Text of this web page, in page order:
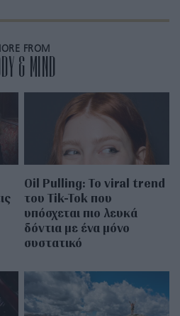
FROM
& MIND
Oil Pulling: To viral trend
του Tik-Tok που
υπόσχεται πιο λευκά
δόντια με ένα μόνο
συστατικό